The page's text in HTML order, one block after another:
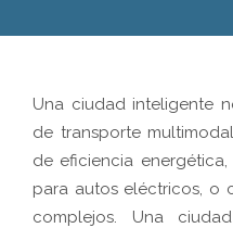
Una ciudad inteligente
de transporte
de eficiencia
para autos eléctricos, o
complejos. Una